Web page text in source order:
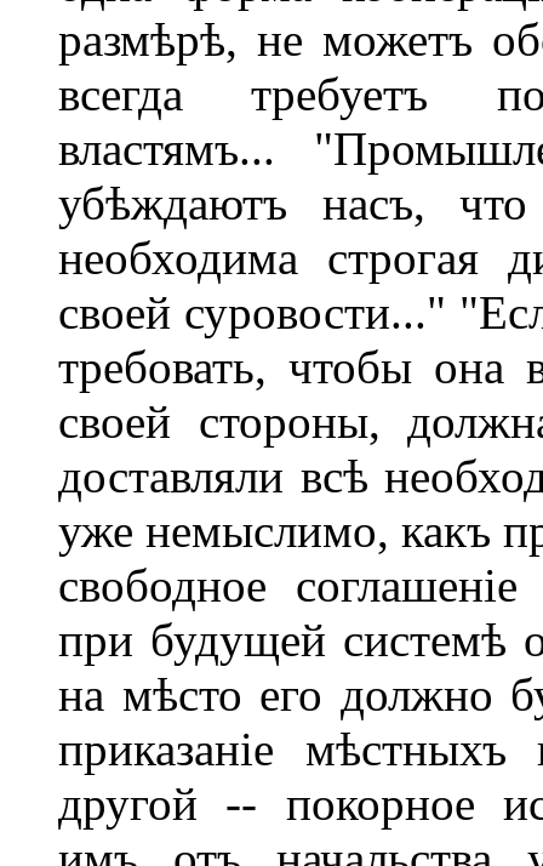
размѣрѣ, не можетъ
всегда требуетъ
властямъ...
убѣждаютъ насъ,
необходима строгая
своей суровости..."
требовать, чтобы она
своей стороны,
доставляли всѣ
уже немыслимо, какъ
свободное
при будущей системѣ
на мѣсто его должно
приказаніе
другой -- покорное